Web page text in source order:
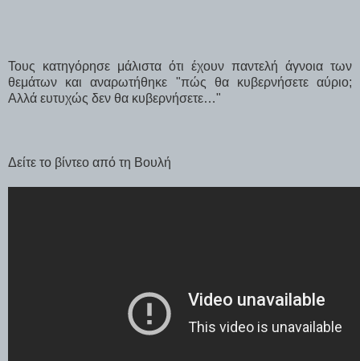
Τους κατηγόρησε μάλιστα ότι έχουν παντελή άγνοια των
θεμάτων και αναρωτήθηκε "πώς θα κυβερνήσετε αύριο;
Αλλά ευτυχώς δεν θα κυβερνήσετε…"
Δείτε το βίντεο από τη Βουλή